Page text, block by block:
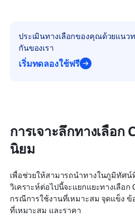
ประเมินทางเลือกของคุณด้วยแนว
กันของเรา
เริ่มทดลองใช้ฟรี
การเจาะลึกทางเลือก
นิยม
เพื่อช่วยให้สามารถนำทางในภูมิทัศ
วิเคราะห์ต่อไปนี้จะแยกแยะทางเลือก
กรณีการใช้งานที่เหมาะสม จุดแข็ง
ที่เหมาะสม และราคา